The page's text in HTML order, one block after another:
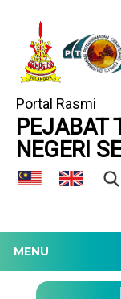
Portal Rasmi
PEJABAT
NEGERI
MENU